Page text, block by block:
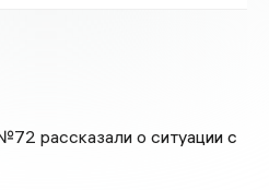
рассказали о ситуации с